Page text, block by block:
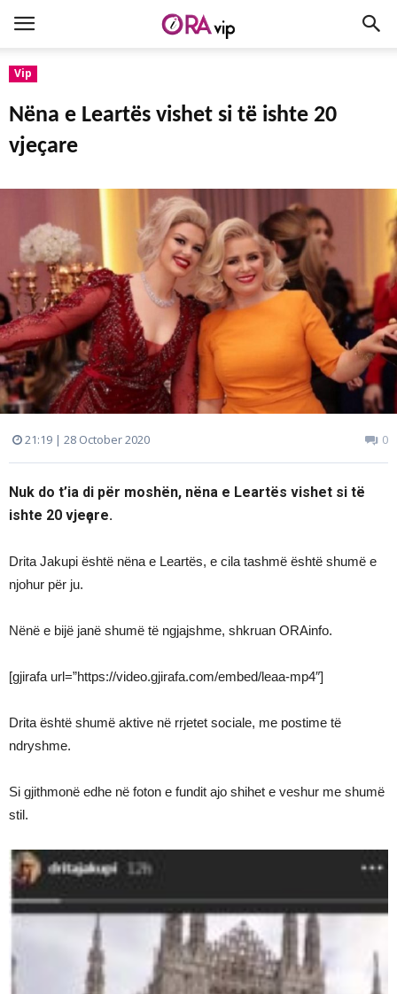
Vip
Nëna e Leartës vishet si të ishte 20
vjeҫare
21:19 | 28 October 2020 0
Nuk do t’ia di për moshën, nëna e Leartës vishet si të
ishte 20 vjeҫare.
Drita Jakupi është nëna e Leartës, e cila tashmë është shumë e
njohur për ju.
Nënë e bijë janë shumë të ngjajshme, shkruan ORAinfo.
[gjirafa url=”https://video.gjirafa.com/embed/leaa-mp4″]
Drita është shumë aktive në rrjetet sociale, me postime të
ndryshme.
Si gjithmonë edhe në foton e fundit ajo shihet e veshur me shumë
stil.